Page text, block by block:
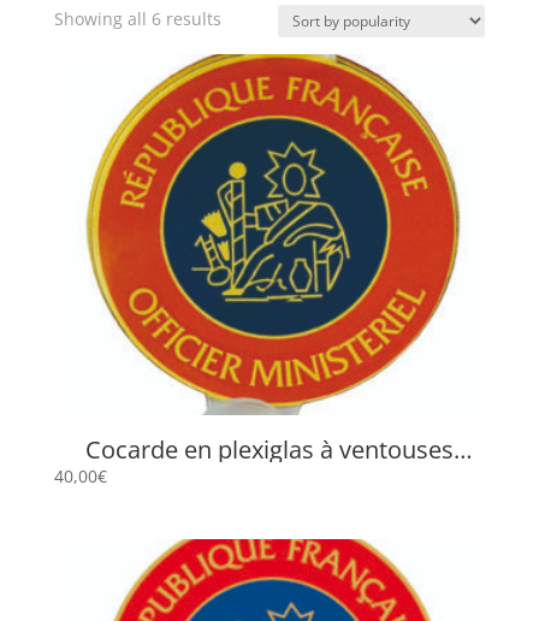
Showing all 6 results
Cocarde en plexiglas à ventouses
« Officier Ministériel » VOM-1
40,00€